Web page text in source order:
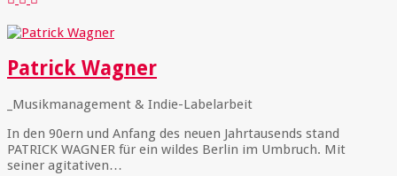
Patrick Wagner
_Musikmanagement & Indie-Labelarbeit
In den 90ern und Anfang des neuen Jahrtausends stand
PATRICK WAGNER für ein wildes Berlin im Umbruch. Mit
seiner agitativen…